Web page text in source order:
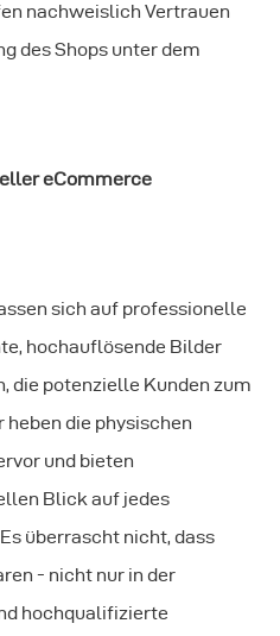
nachweislich Vertrauen
des Shops unter dem
eCommerce
sich auf professionelle
hochauflösende Bilder
die potenzielle Kunden zum
heben die physischen
und bieten
Blick auf jedes
überrascht nicht, dass
- nicht nur in der
hochqualifizierte